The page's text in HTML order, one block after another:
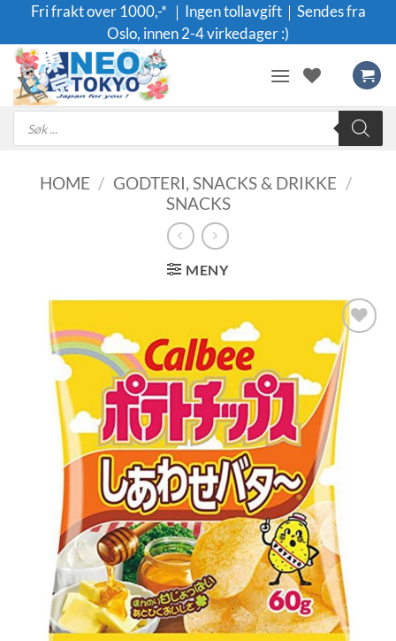
content
Fri frakt over 1000,-* ｜Ingen tollavgift｜Sendes fra
Oslo, innen 2-4 virkedager :)
Products
search
HOME / GODTERI, SNACKS & DRIKKE /
SNACKS
MENY
Legg til i
ønskeliste